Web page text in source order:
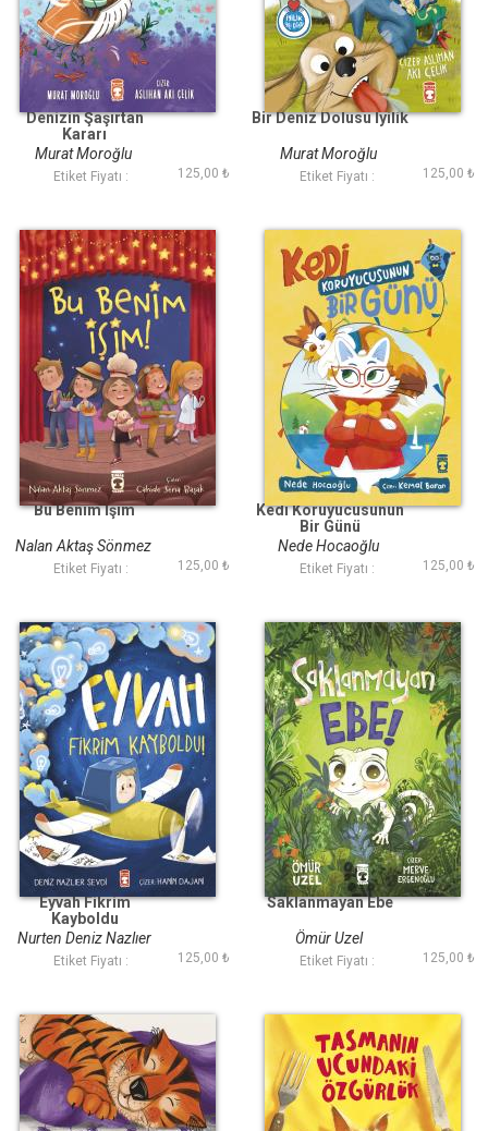
Denizin Şaşırtan
Kararı
Murat Moroğlu
Etiket Fiyatı : 125,00 ₺
Bir Deniz Dolusu İyilik
Murat Moroğlu
Etiket Fiyatı : 125,00 ₺
Bu Benim İşim
Nalan Aktaş Sönmez
Etiket Fiyatı : 125,00 ₺
Kedi Koruyucusunun
Bir Günü
Nede Hocaoğlu
Etiket Fiyatı : 125,00 ₺
Eyvah Fikrim
Kayboldu
Nurten Deniz Nazlıer
Sevdi
Etiket Fiyatı : 125,00 ₺
Saklanmayan Ebe
Ömür Uzel
Etiket Fiyatı : 125,00 ₺